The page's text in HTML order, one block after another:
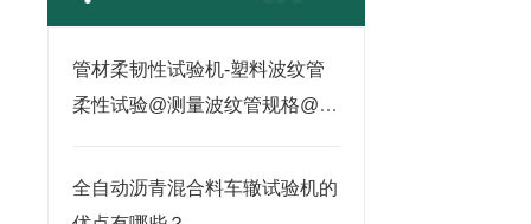
管材柔韧性试验机-塑料波纹管
柔性试验@测量波纹管规格@塞
全自动沥青混合料车辙试验机的